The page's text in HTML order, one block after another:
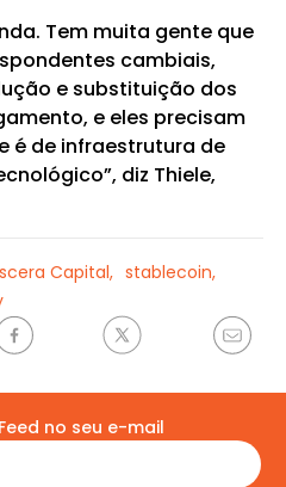
Tem muita gente que
cambiais,
e substituição dos
e eles precisam
é de infraestrutura de
diz Thiele,
Capital, stablecoin,
no seu e-mail